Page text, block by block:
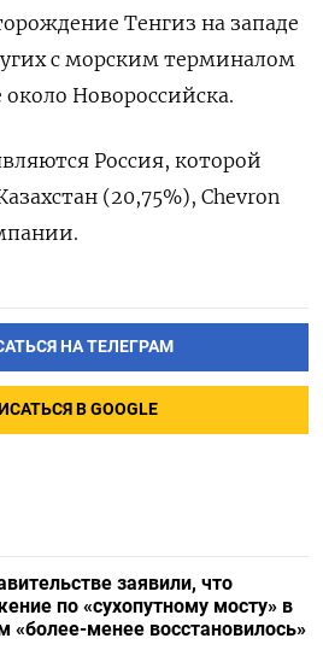
Тенгиз на западе
с морским терминалом
Новороссийска.
Россия, которой
(20,75%), Chevron
НА ТЕЛЕГРАМ
В GOOGLE
заявили, что
по «сухопутному мосту» в
«более-менее восстановилось»